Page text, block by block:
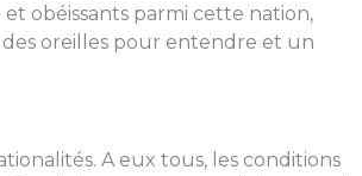
obéissants parmi cette nation,
des oreilles pour entendre et un
A eux tous, les conditions